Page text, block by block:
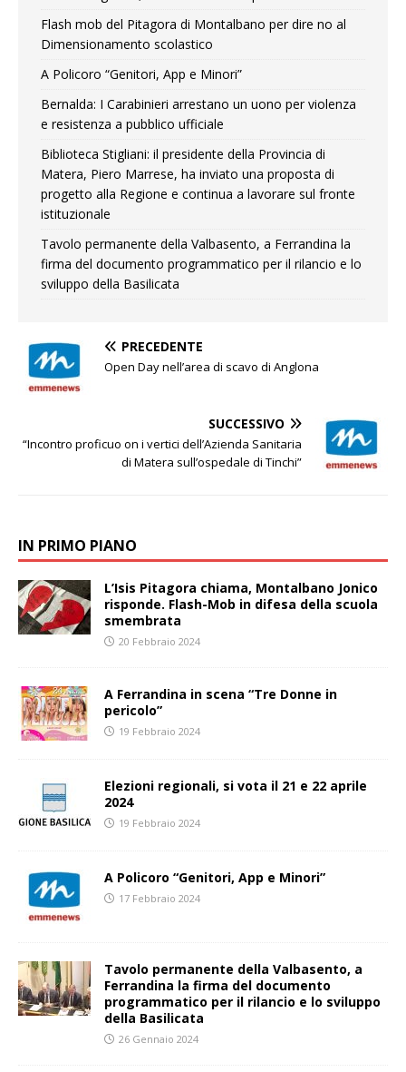
Flash mob del Pitagora di Montalbano per dire no al
Dimensionamento scolastico
A Policoro “Genitori, App e Minori”
Bernalda: I Carabinieri arrestano un uono per violenza
e resistenza a pubblico ufficiale
Biblioteca Stigliani: il presidente della Provincia di
Matera, Piero Marrese, ha inviato una proposta di
progetto alla Regione e continua a lavorare sul fronte
istituzionale
Tavolo permanente della Valbasento, a Ferrandina la
firma del documento programmatico per il rilancio e lo
sviluppo della Basilicata
PRECEDENTE
Open Day nell’area di scavo di Anglona
SUCCESSIVO
“Incontro proficuo on i vertici dell’Azienda Sanitaria
di Matera sull’ospedale di Tinchi”
IN PRIMO PIANO
L’Isis Pitagora chiama, Montalbano Jonico
risponde. Flash-Mob in difesa della scuola
smembrata
20 Febbraio 2024
A Ferrandina in scena “Tre Donne in
pericolo”
19 Febbraio 2024
Elezioni regionali, si vota il 21 e 22 aprile
2024
19 Febbraio 2024
A Policoro “Genitori, App e Minori”
17 Febbraio 2024
Tavolo permanente della Valbasento, a
Ferrandina la firma del documento
programmatico per il rilancio e lo sviluppo
della Basilicata
26 Gennaio 2024